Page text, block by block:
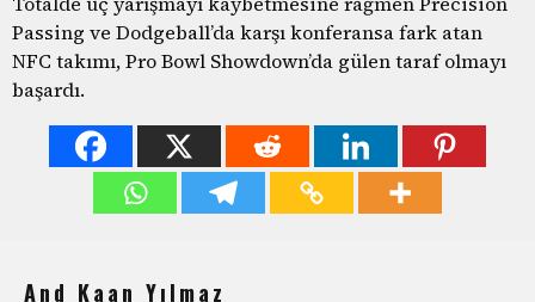
Passing ve Dodgeball’da karşı konferansa fark atan
NFC takımı, Pro Bowl Showdown’da gülen taraf olmayı
başardı.
And Kaan Yılmaz